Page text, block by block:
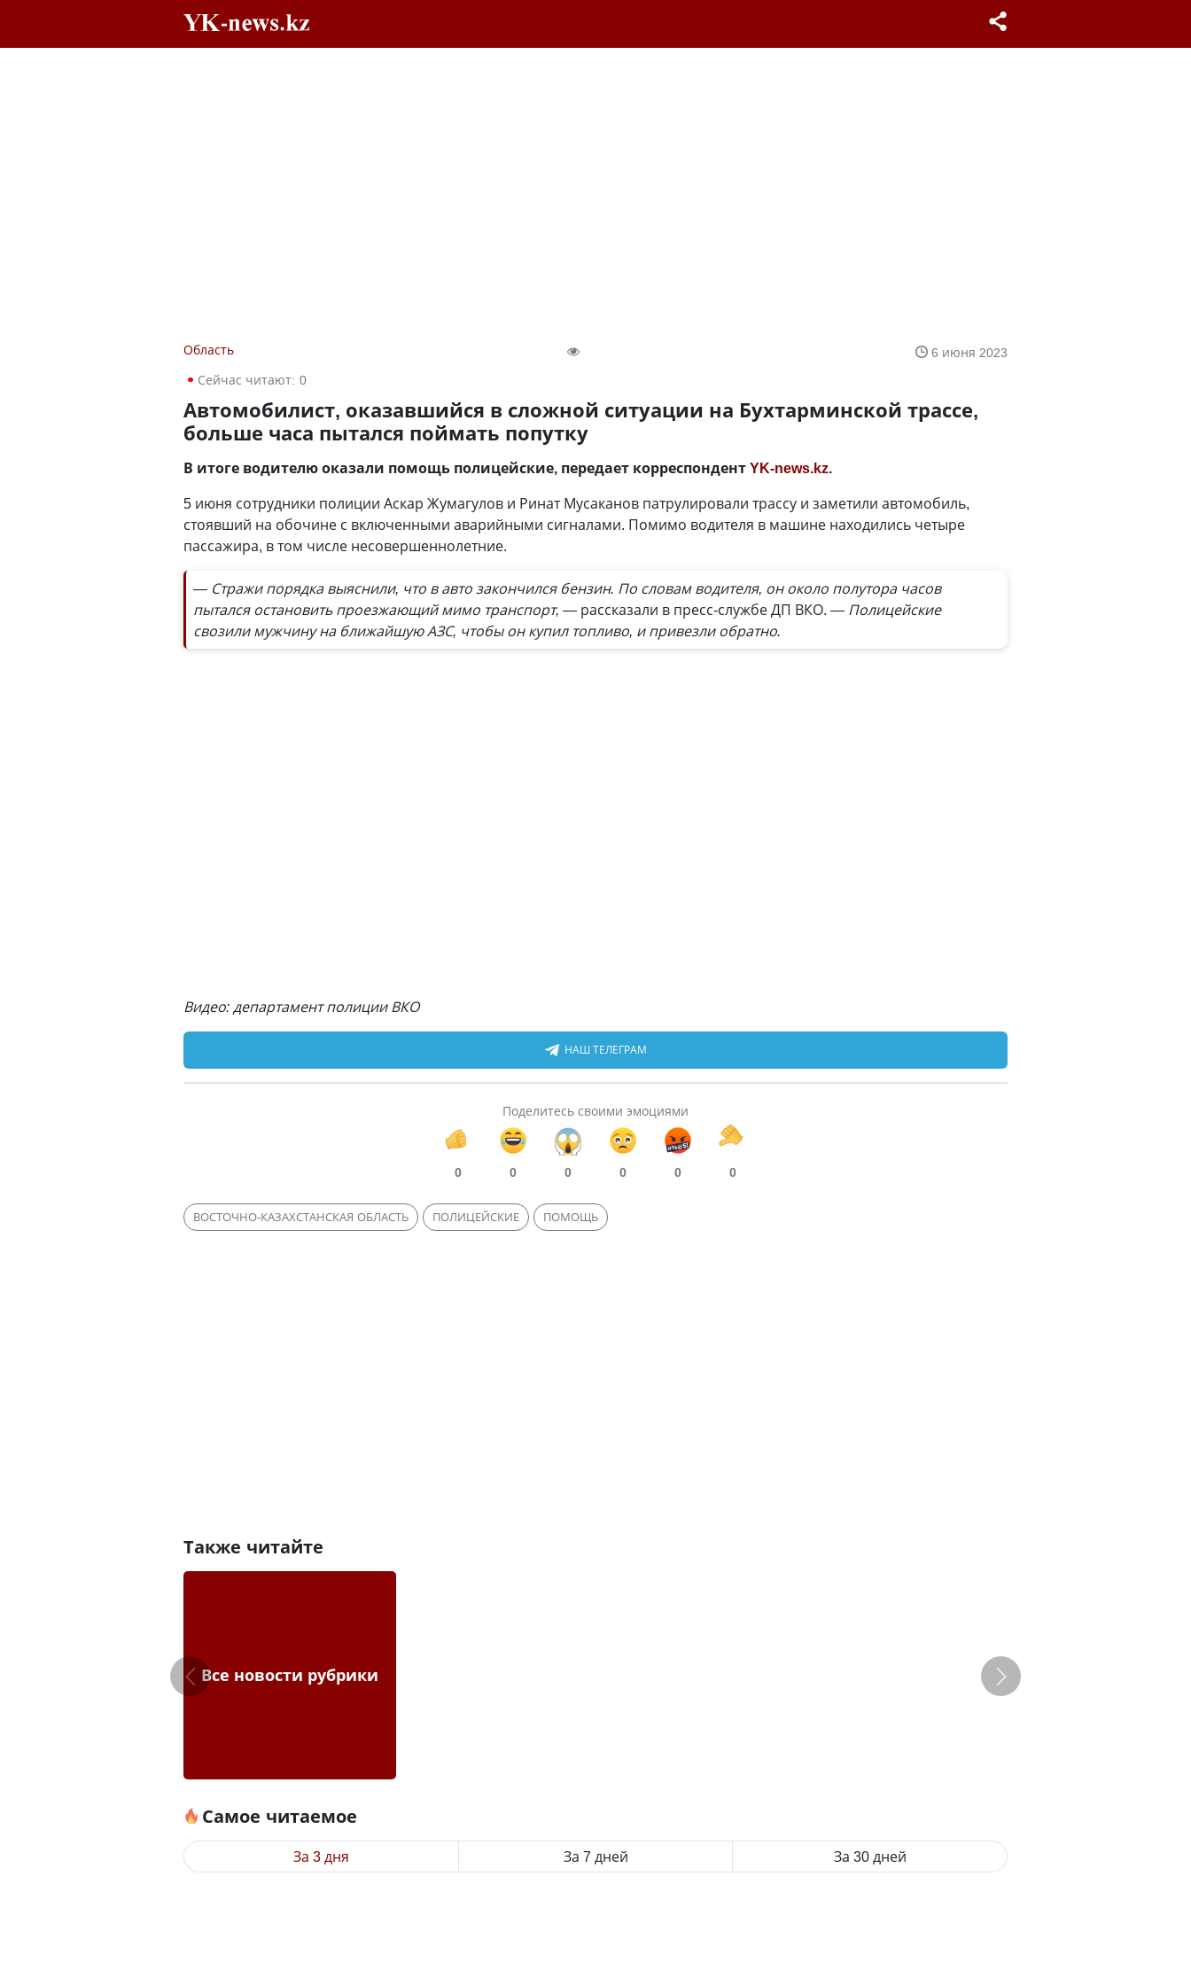
Область
6 июня 2023
Сейчас читают: 0
Автомобилист, оказавшийся в сложной ситуации на Бухтарминской трассе,
больше часа пытался поймать попутку
В итоге водителю оказали помощь полицейские, передает корреспондентYK-news.kz.
5 июня сотрудники полиции Аскар Жумагулов и Ринат Мусаканов патрулировали трассу и заметили автомобиль,
стоявший на обочине с включенными аварийными сигналами. Помимо водителя в машине находились четыре
пассажира, в том числе несовершеннолетние.
— Стражи порядка выяснили, что в авто закончился бензин. По словам водителя, он около полутора часов
пытался остановить проезжающий мимо транспорт, — рассказали в пресс-службе ДП ВКО. — Полицейские
свозили мужчину на ближайшую АЗС, чтобы он купил топливо, и привезли обратно.
Видео: департамент полиции ВКО
НАШ ТЕЛЕГРАМ
Поделитесь своими эмоциями
0 0 0 0 0 0
ВОСТОЧНО-КАЗАХСТАНСКАЯ ОБЛАСТЬ ПОЛИЦЕЙСКИЕ ПОМОЩЬ
Также читайте
Все новости рубрики
Самое читаемое
За 3 дня За 7 дней За 30 дней